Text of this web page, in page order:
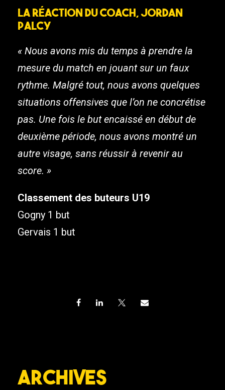
La réaction du coach, Jordan
Palcy
« Nous avons mis du temps à prendre la
mesure du match en jouant sur un faux
rythme. Malgré tout, nous avons quelques
situations offensives que l’on ne concrétise
pas. Une fois le but encaissé en début de
deuxième période, nous avons montré un
autre visage, sans réussir à revenir au
score. »
Classement des buteurs U19
Gogny 1 but
Gervais 1 but
Archives